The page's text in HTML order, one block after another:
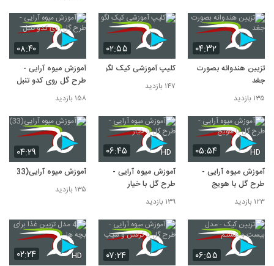
۰۴:۳۲
تزیین هندوانه بصورت
جغد
۱۳۵ بازدید
۰۲:۵۵
کلیپ آموزشی کیک لگو
۱۴۷ بازدید
۰۸:۴۰
آموزش میوه آرایی -
طرح گل روی کدو تنبل
۱۵۸ بازدید
۰۵:۵۴ HD
آموزش میوه آرایی -
طرح گل با هویج
۱۲۳ بازدید
۰۶:۴۵ HD
آموزش میوه آرایی -
طرح گل با خیار
۱۳۹ بازدید
۰۴:۲۹
آموزش میوه آرایی(33)
۱۳۵ بازدید
۰۶:۵۵ ۰۷:۲۴ ۰۲:۲۴ HD